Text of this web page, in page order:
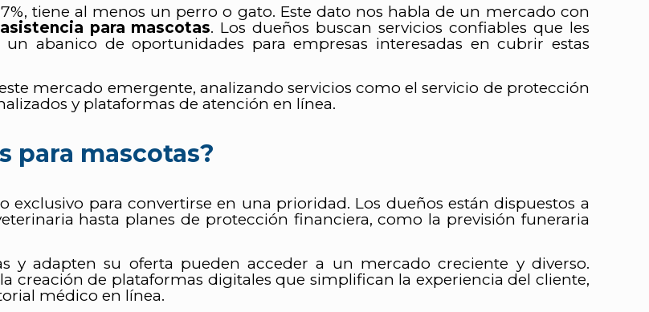
tiene al menos un perro o gato. Este dato nos habla de un mercado con
asistencia para mascotas. Los dueños buscan servicios confiables que les
abanico de oportunidades para empresas interesadas en cubrir estas
mercado emergente, analizando servicios como el servicio de protección
y plataformas de atención en línea.
para mascotas?
exclusivo para convertirse en una prioridad. Los dueños están dispuestos a
hasta planes de protección financiera, como la previsión funeraria
y adapten su oferta pueden acceder a un mercado creciente y diverso.
creación de plataformas digitales que simplifican la experiencia del cliente,
médico en línea.